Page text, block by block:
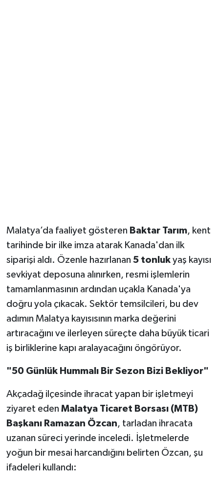
Malatya’da faaliyet gösteren Baktar Tarım, kent
tarihinde bir ilke imza atarak Kanada'dan ilk
siparişi aldı. Özenle hazırlanan 5 tonlukyaş kayısı
sevkiyat deposuna alınırken, resmi işlemlerin
tamamlanmasının ardından uçakla Kanada'ya
doğru yola çıkacak. Sektör temsilcileri, bu dev
adımın Malatya kayısısının marka değerini
artıracağını ve ilerleyen süreçte daha büyük ticari
iş birliklerine kapı aralayacağını öngörüyor.
"50 Günlük Hummalı Bir Sezon Bizi Bekliyor"
Akçadağ ilçesinde ihracat yapan bir işletmeyi
ziyaret eden Malatya Ticaret Borsası (MTB)
Başkanı Ramazan Özcan, tarladan ihracata
uzanan süreci yerinde inceledi. İşletmelerde
yoğun bir mesai harcandığını belirten Özcan, şu
ifadeleri kullandı: